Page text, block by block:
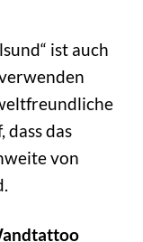
ist auch
das
von